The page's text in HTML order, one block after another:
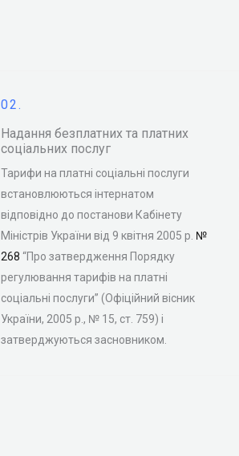
02.
Надання безплатних та платних
соціальних послуг
Тарифи на платні соціальні послуги
встановлюються інтернатом
відповідно до постанови Кабінету
Міністрів України від 9 квітня 2005 р. №
268 “Про затвердження Порядку
регулювання тарифів на платні
соціальні послуги” (Офіційний вісник
України, 2005 р., № 15, ст. 759) і
затверджуються засновником.